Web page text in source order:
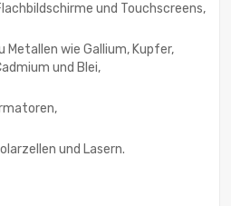
und Touchscreens,
Metallen wie Gallium, Kupfer,
und Blei,
und Lasern.